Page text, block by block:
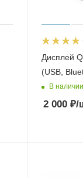
Дисплей
(USB,
В наличии
2 000₽/